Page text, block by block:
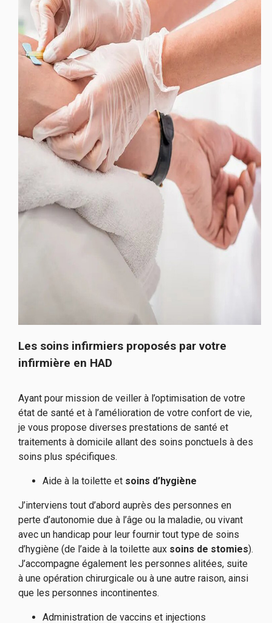
Les soins infirmiers proposés par votre
infirmière en HAD
Ayant pour mission de veiller à l’optimisation de votre
état de santé et à l’amélioration de votre confort de vie,
je vous propose diverses prestations de santé et
traitements à domicile allant des soins ponctuels à des
soins plus spécifiques.
Aide à la toilette et soins d’hygiène
J’interviens tout d’abord auprès des personnes en
perte d’autonomie due à l’âge ou la maladie, ou vivant
avec un handicap pour leur fournir tout type de soins
d’hygiène (de l’aide à la toilette aux soins de stomies).
J’accompagne également les personnes alitées, suite
à une opération chirurgicale ou à une autre raison, ainsi
que les personnes incontinentes.
Administration de vaccins et injections